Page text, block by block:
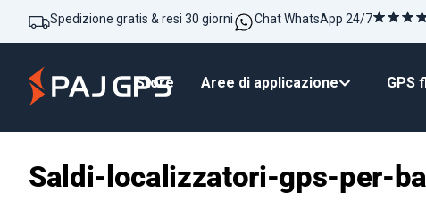
Spedizione gratis & resi 30 giorni Chat WhatsApp 24/7
Store Aree di applicazione GPS
Saldi-localizzatori-gps-per-